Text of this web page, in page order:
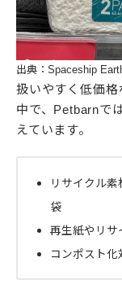
出典：Spaceship
扱いやすく低価
中で、Petbarnで
えています。
リサイクル
袋
再生紙やリサ
コンポスト